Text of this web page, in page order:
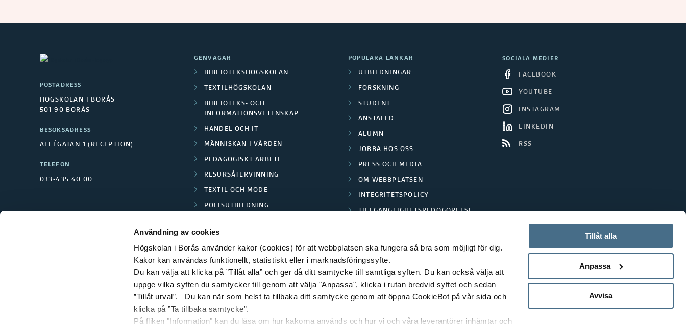
Användning av cookies
Högskolan i Borås använder kakor (cookies) för att webbplatsen ska fungera så bra som möjligt för dig.
Kakor kan användas funktionellt, statistiskt eller i marknadsföringssyfte.
Du kan välja att klicka på ”Tillåt alla” och ger då ditt samtycke till samtliga syften. Du kan också välja att
uppge vilka syften du samtycker till genom att välja "Anpassa", klicka i rutan bredvid syftet och sedan
”Tillåt urval”. Du kan när som helst ta tillbaka ditt samtycke genom att öppna CookieBot på vår sida och
klicka på ”Ta tillbaka samtycke”.
På fliken "Information" kan du läsa om hur kakorna används och hur vi och våra leverantörer inhämtar och
Tillåt alla
Anpassa
Avvisa
POSTADRESS
HÖGSKOLAN I BORÅS
501 90 BORÅS
BESÖKSADRESS
ALLÉGATAN 1 (RECEPTION)
TELEFON
033-435 40 00
GENVÄGAR
BIBLIOTEKSHÖGSKOLAN
TEXTILHÖGSKOLAN
BIBLIOTEKS- OCH
INFORMATIONSVETENSKAP
HANDEL OCH IT
MÄNNISKAN I VÅRDEN
PEDAGOGISKT ARBETE
RESURSÅTERVINNING
TEXTIL OCH MODE
POLISUTBILDNING
POPULÄRA LÄNKAR
UTBILDNINGAR
FORSKNING
STUDENT
ANSTÄLLD
ALUMN
JOBBA HOS OSS
PRESS OCH MEDIA
OM WEBBPLATSEN
INTEGRITETSPOLICY
TILLGÄNGLIGHETSREDOGÖRELSE
SOCIALA MEDIER
FACEBOOK
YOUTUBE
INSTAGRAM
LINKEDIN
RSS
© 2026 HÖGSKOLAN I BORÅS